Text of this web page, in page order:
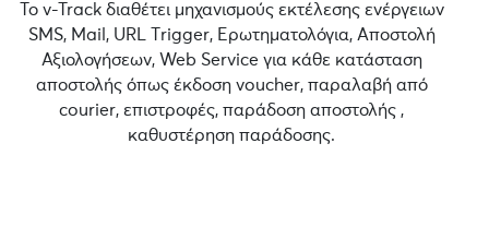
Το v-Track διαθέτει μηχανισμούς εκτέλεσης ενέργειων
SMS, Mail, URL Τrigger, Ερωτηματολόγια, Αποστολή
Αξιολογήσεων, Web Service για κάθε κατάσταση
αποστολής όπως έκδοση voucher, παραλαβή από
courier, επιστροφές, παράδοση αποστολής ,
καθυστέρηση παράδοσης.